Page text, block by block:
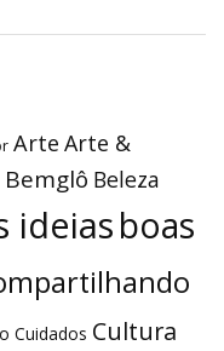
Arte Arte &
Beleza
ideiasboas
Cuidados Cultura